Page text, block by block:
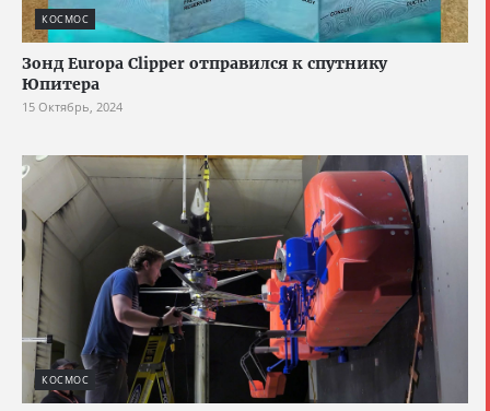
КОСМОС
Зонд Europa Clipper отправился к спутнику
Юпитера
15 Октябрь, 2024
КОСМОС